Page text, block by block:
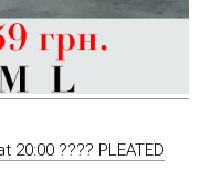
20:00 ???? PLEATED